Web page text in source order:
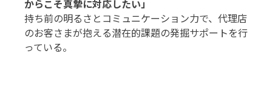
からこそ真摯に対応したい」
持ち前の明るさとコミュニケーション力で、代理店
のお客さまが抱える潜在的課題の発掘サポートを行
っている。